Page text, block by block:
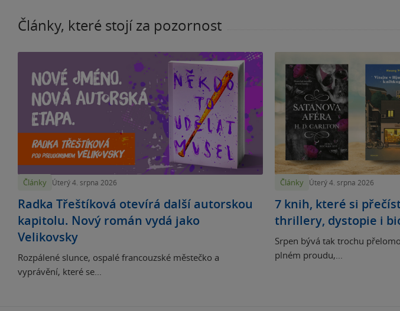
Články, které stojí za pozornost
Články Úterý 4. srpna 2026
Radka Třeštíková otevírá další autorskou
kapitolu. Nový román vydá jako
Velikovsky
Rozpálené slunce, ospalé francouzské městečko a
vyprávění, které se...
Články Úterý 4. srpna 2026
7 knih, které si
thrillery, dystopie i
Srpen bývá tak trochu
plném proudu,...